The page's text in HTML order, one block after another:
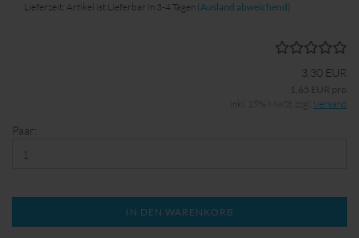
Lieferzeit: Artikel ist Lieferbar in 3-4 Tagen (Ausland abweichend)
3,30 EUR
1,65 EUR pro
inkl. 19% MwSt. zzgl. Versand
Paar:
IN DEN WARENKORB